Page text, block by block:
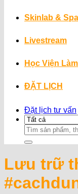
Skinlab & Spa
Livestream
Học Viện
ĐẶT LỊCH
Đặt lịch tư vấn
Search
for:
Lưu trữ